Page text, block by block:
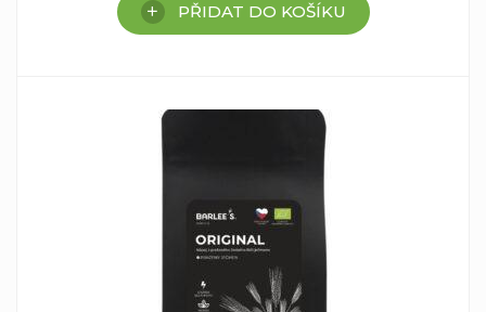
PŘIDAT DO KOŠÍKU